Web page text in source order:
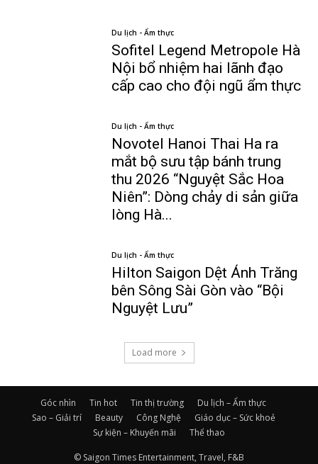
Du lịch - Ẩm thực
Sofitel Legend Metropole Hà
Nội bổ nhiệm hai lãnh đạo
cấp cao cho đội ngũ ẩm thực
Du lịch - Ẩm thực
Novotel Hanoi Thai Ha ra
mắt bộ sưu tập bánh trung
thu 2026 “Nguyệt Sắc Hoa
Niên”: Dòng chảy di sản giữa
lòng Hà...
Du lịch - Ẩm thực
Hilton Saigon Dệt Ánh Trăng
bên Sông Sài Gòn vào “Bội
Nguyệt Lưu”
Load more
Góc nhìn Tin hot Tin thị trường
Du lịch – Ẩm thực
Sao – Giải trí
Beauty Công Nghệ
Giáo dục – Sức khoẻ
Sự kiện – Khuyến mãi
Thể thao
© Saigon Times Entertainment, Travel, F&B